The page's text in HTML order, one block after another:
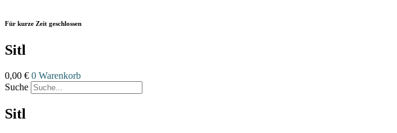
Inhalt
Für kurze Zeit geschlossen
Sitl
0,00 € 0 Warenkorb
Suche
Sitl